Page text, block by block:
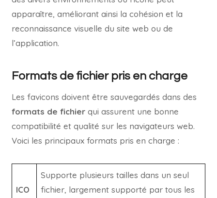
apparaître, améliorant ainsi la cohésion et la
reconnaissance visuelle du site web ou de
l’application.
Formats de fichier pris en charge
Les favicons doivent être sauvegardés dans des
formats de fichier qui assurent une bonne
compatibilité et qualité sur les navigateurs web.
Voici les principaux formats pris en charge :
ICO
Supporte plusieurs tailles dans un seul
fichier, largement supporté par tous les